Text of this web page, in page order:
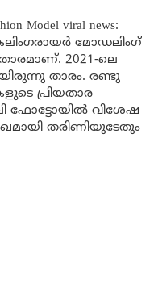
Model viral news:
മോഡലിംഗ്
2021-ലെ
താരം. രണ്ടു
പ്രിയതാര
ഫോട്ടോയിൽ വിശേഷ
തരിണിയുടേതും